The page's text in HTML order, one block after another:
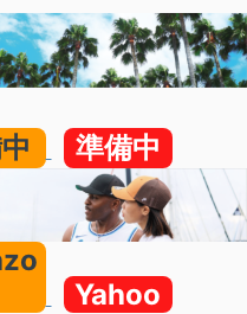
準備中
Yahoo